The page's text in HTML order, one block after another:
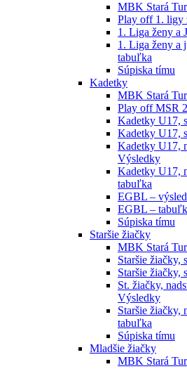
MBK Stará
Play off 1. ligy
1. Liga ženy a
1. Liga ženy a
tabuľka
Súpiska tímu
Kadetky
MBK Stará
Play off MSR
Kadetky U17,
Kadetky U17,
Kadetky U17,
Výsledky
Kadetky U17,
tabuľka
EGBL –
EGBL –
Súpiska tímu
Staršie žiačky
MBK Stará
Staršie žiačky,
Staršie žiačky,
St. žiačky,
Výsledky
Staršie žiačky,
tabuľka
Súpiska tímu
Mladšie žiačky
MBK Stará